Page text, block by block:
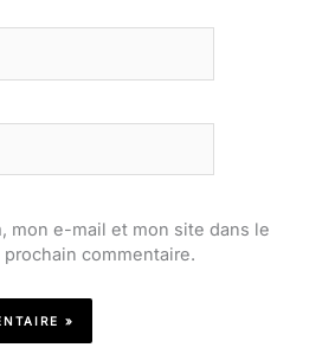
mon e-mail et mon site dans le
commentaire.